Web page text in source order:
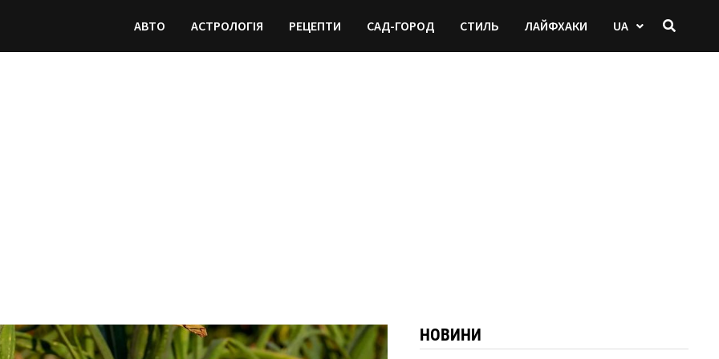
АВТО АСТРОЛОГІЯ РЕЦЕПТИ САД-ГОРОД СТИЛЬ ЛАЙФХАКИ UA
НОВИНИ